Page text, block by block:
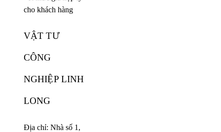
cho khách hàng
VẬT TƯ
CÔNG
NGHIỆP LINH
LONG
Địa chỉ: Nhà số 1,